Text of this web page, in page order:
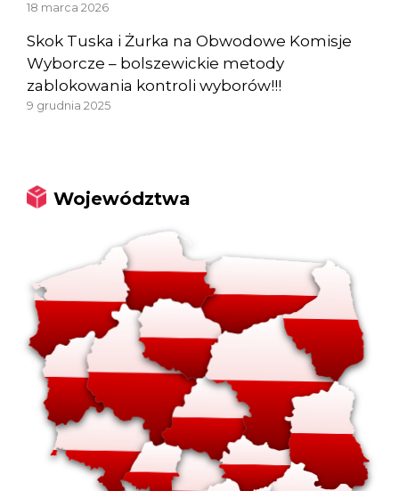
18 marca 2026
Skok Tuska i Żurka na Obwodowe Komisje
Wyborcze – bolszewickie metody
zablokowania kontroli wyborów!!!
9 grudnia 2025
Województwa